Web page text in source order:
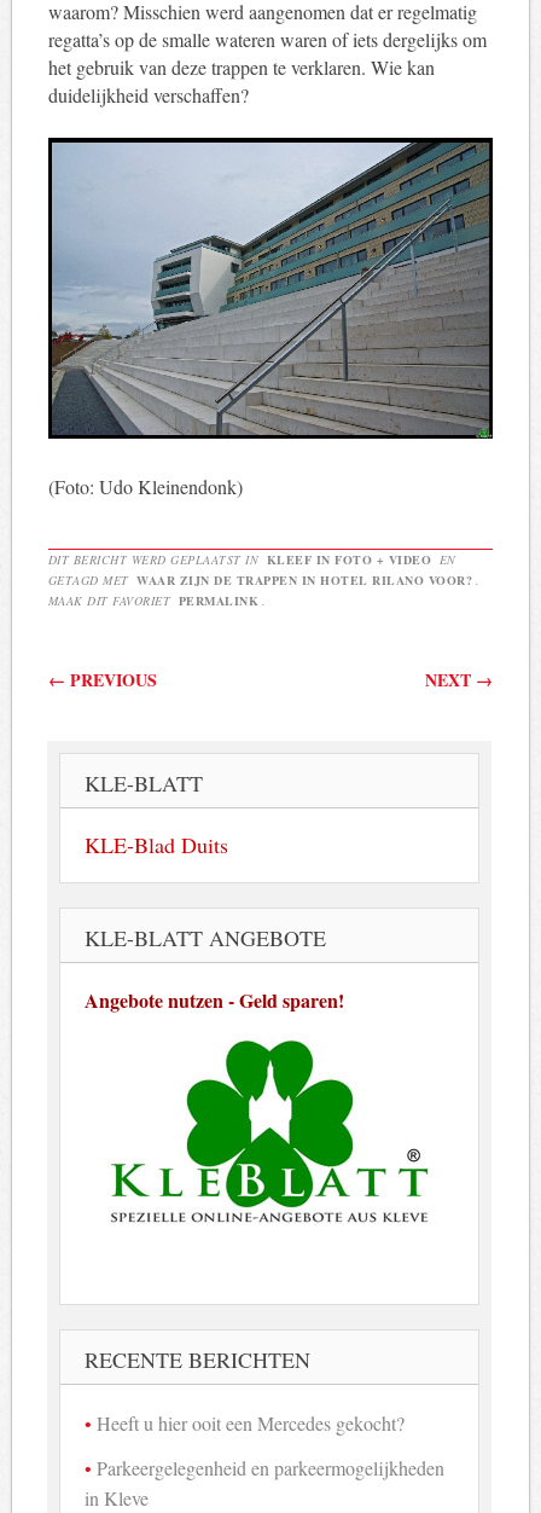
waarom? Misschien werd aangenomen dat er regelmatig
regatta’s op de smalle wateren waren of iets dergelijks om
het gebruik van deze trappen te verklaren. Wie kan
duidelijkheid verschaffen?
(Foto: Udo Kleinendonk)
DIT BERICHT WERD GEPLAATST IN KLEEF IN FOTO + VIDEO EN
GETAGD MET WAAR ZIJN DE TRAPPEN IN HOTEL RILANO VOOR? .
MAAK DIT FAVORIET PERMALINK .
Berichtnavigatie
← PREVIOUS NEXT →
KLE-BLATT
KLE-Blad Duits
KLE-BLATT ANGEBOTE
Angebote nutzen - Geld sparen!
RECENTE BERICHTEN
Heeft u hier ooit een Mercedes gekocht?
Parkeergelegenheid en parkeermogelijkheden
in Kleve